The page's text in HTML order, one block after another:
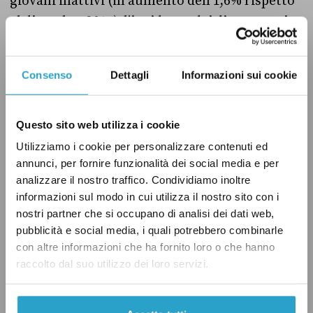
Consenso Dettagli Informazioni sui cookie
Questo sito web utilizza i cookie
Utilizziamo i cookie per personalizzare contenuti ed
annunci, per fornire funzionalità dei social media e per
analizzare il nostro traffico. Condividiamo inoltre
informazioni sul modo in cui utilizza il nostro sito con i
nostri partner che si occupano di analisi dei dati web,
pubblicità e social media, i quali potrebbero combinarle
con altre informazioni che ha fornito loro o che hanno
raccolto dal suo utilizzo dei loro servizi.
al dicembre 2016), l’incidenza dei disoccupati
tra 15 e 24 anni sul totale dei giovani della
punti rispetto a novembre. Ciò significa che
disoccupato. Si può dunque dire che Renzi
abbia presentato un dato corretto sul tasso di
disoccupazione giovanile attuale, con un
piccolo arrotondamento.
Il verdetto
I dati forniti da Matteo Renzi sul tasso di
disoccupazione giovanile sono